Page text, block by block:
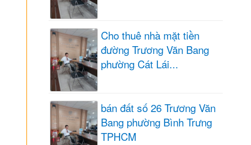
Cho thuê nhà mặt tiền
đường Trương Văn Bang
phường Cát Lái...
bán đất số 26 Trương Văn
Bang phường Bình Trưng
TPHCM